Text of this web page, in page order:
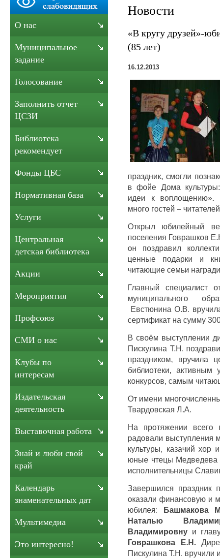
Новости
«В кругу друзей»-
(85 лет)
16.12.2013
праздник, смогли
в фойе Дома
идеи к воплощению».
много гостей –
Открыл юбилейный
поселения Говрашков
он поздравил
ценные подарки и
читающие семьи
Главный специалист
муниципального
Евстюнина О.В.
сертификат на сумму
В своём выступлении
Пискулина Т.Н.
праздником, вручила
библиотеки, активным
конкурсов, самым
От имени
Твардовская Л.А.
На протяжении всего
радовали выступления
культуры, казачий хор
юные чтецы
исполнительницы
Завершился праздник
оказали финансовую и
юбилея: Башмакова
Наталью
Владимировну и
Говрашкова Е.Н.
Пискулина Т.Н. вручили
О нас
Муниципальное
задание
Голосование
Заполнить отчет
ЦСЗИ
Библиотека
рекомендует
Фонды ЦБС
Нормативная база
Услуги
Центральная
детская библиотека
Акции
Мероприятия
Профсоюз
СМИ о нас
Клубы по
интересам
Издательская
деятельность
Выставочная работа
Знай и люби свой
край
Календарь
знаменательных дат
Мультимедиа
Это интересно!